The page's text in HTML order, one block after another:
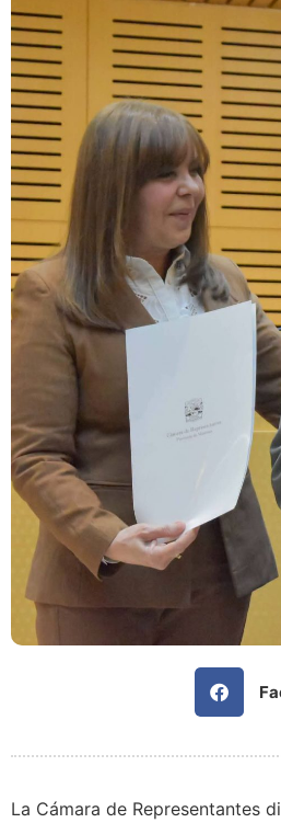
La Cámara de Representantes